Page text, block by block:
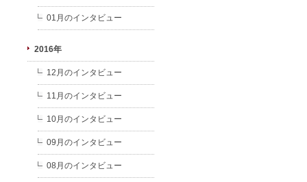
01月のインタビュー
2016年
12月のインタビュー
11月のインタビュー
10月のインタビュー
09月のインタビュー
08月のインタビュー